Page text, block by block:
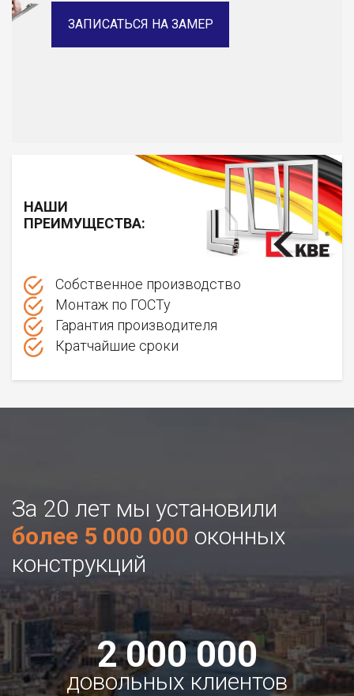
ЗАПИСАТЬСЯ НА ЗАМЕР
НАШИ
ПРЕИМУЩЕСТВА:
Собственное производство
Монтаж по ГОСТу
Гарантия производителя
Кратчайшие сроки
За 20 лет мы установили
более 5 000 000 оконных
конструкций
2 000 000
довольных клиентов